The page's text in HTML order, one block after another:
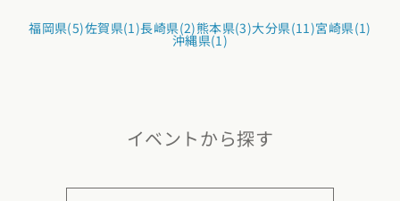
福岡県(5)佐賀県(1)長崎県(2)熊本県(3)大分県(11)宮崎県(1)
沖縄県(1)
イベントから探す